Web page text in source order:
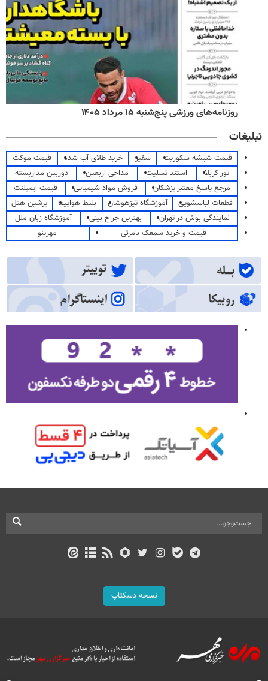
روزنامه‌های ورزشی پنج‌شنبه ۱۵ مرداد ۱۴۰۵
تبلیغات
قیمت شیشه سکوریت سفیر خرید طلای آب شده
قیمت موکت
تور کربلا
استند تسلیت مداحی اربعین
دوربین مداربسته
مرجع پاسخ معتبر پزشکان
فروش مواد شیمیایی
قیمت ایمپلنت
قطعات لباسشویی
آموزشگاه تیزهوشان بلیط هواپیما
پرشین هتل
نمایندگی بوش در تهران
بهترین جراح بینی
آموزشگاه زبان ملل
قیمت و خرید سمعک نامرئی
مهرینو
نسخه دسکتاپ